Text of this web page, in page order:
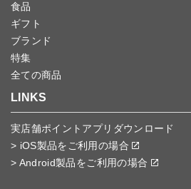
食品
ギフト
ブランド
特集
全ての商品
LINKS
実店舗ポイントアプリダウンロード
> iOS製品をご利用の場合
> Android製品をご利用の場合